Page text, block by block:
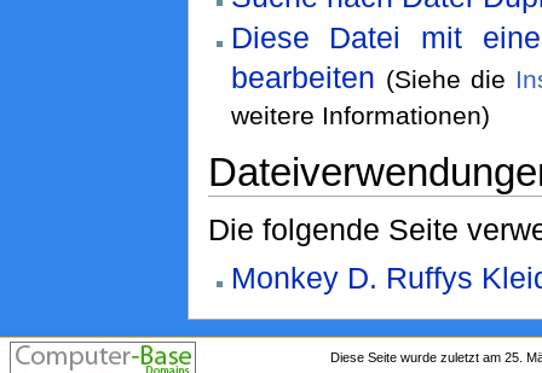
Diese Datei mit
bearbeiten (Siehe die
weitere Informationen)
Die folgende Seite
Monkey D. Ruffys
Diese Seite wurde zuletzt am 25.